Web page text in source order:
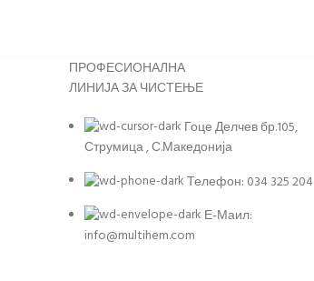
ПРОФЕСИОНАЛНА
ЛИНИЈА ЗА ЧИСТЕЊЕ
Гоце Делчев бр.105,
Струмица , С.Македонија
Телефон: 034 325 204
Е-Маил:
info@multihem.com